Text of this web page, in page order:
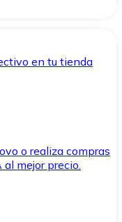
en tu tienda
o realiza compras
mejor precio.